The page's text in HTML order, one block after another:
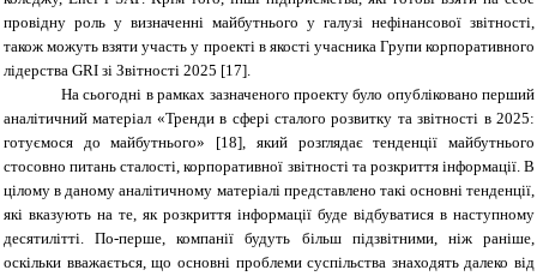
провідну роль у визначенні майбутнього у галузі нефінансової звітності,
також можуть взяти участь у проекті в якості учасника Групи корпоративного
лідерства GRI зі Звітності 2025 [17].
На сьогодні в рамках зазначеного проекту було опубліковано перший
аналітичний матеріал «Тренди в сфері сталого розвитку та звітності в 2025:
готуємося до майбутнього» [18], який розглядає тенденції майбутнього
стосовно питань сталості, корпоративної звітності та розкриття інформації. В
цілому в даному аналітичному матеріалі представлено такі основні тенденції,
які вказують на те, як розкриття інформації буде відбуватися в наступному
десятилітті. По-перше, компанії будуть більш підзвітними, ніж раніше,
оскільки вважається, що основні проблеми суспільства знаходять далеко від